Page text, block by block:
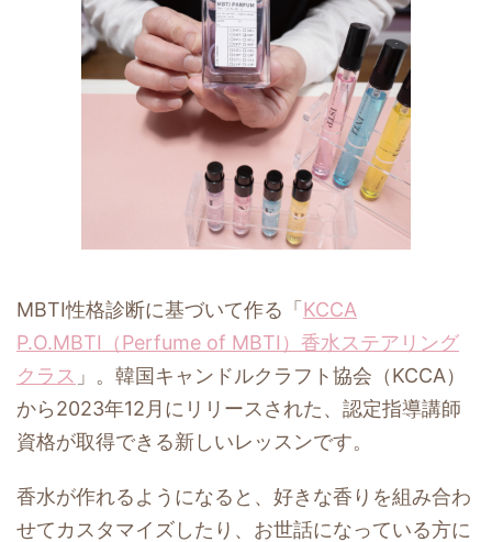
MBTI性格診断に基づいて作る「 KCCA
P.O.MBTI（Perfume of MBTI）香水ステアリング
クラス 」。韓国キャンドルクラフト協会（KCCA）
から2023年12月にリリースされた、認定指導講師
資格が取得できる新しいレッスンです。
香水が作れるようになると、好きな香りを組み合わ
せてカスタマイズしたり、お世話になっている方に